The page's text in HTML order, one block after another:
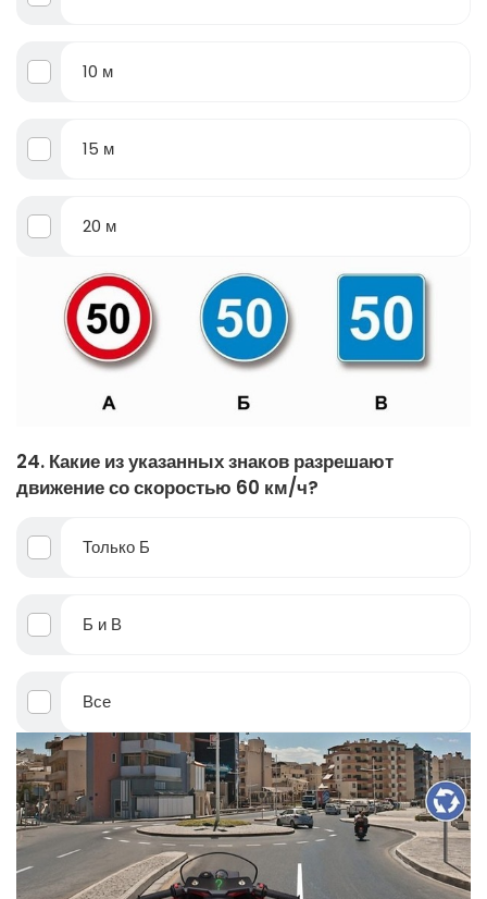
10 м
15 м
20 м
24. Какие из указанных знаков разрешают
движение со скоростью 60 км/ч?
Только Б
Б и В
Все